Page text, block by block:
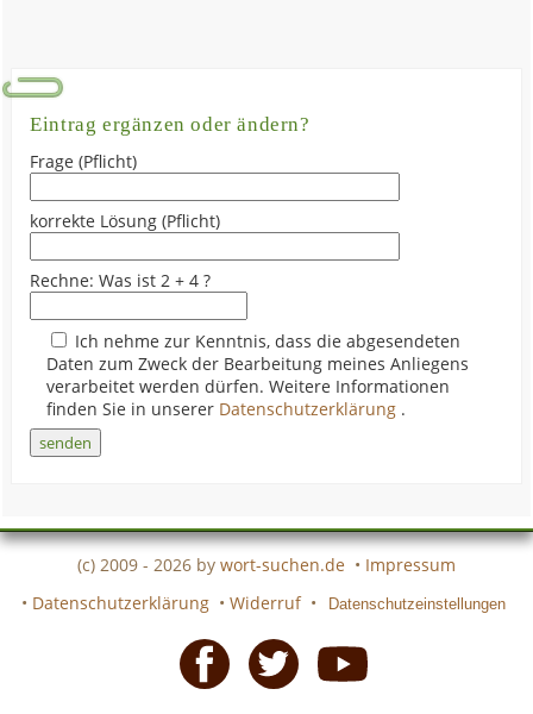
Eintrag ergänzen oder ändern?
Frage (Pflicht)
korrekte Lösung (Pflicht)
Rechne: Was ist 2 + 4 ?
Ich nehme zur Kenntnis, dass die abgesendeten
Daten zum Zweck der Bearbeitung meines Anliegens
verarbeitet werden dürfen. Weitere Informationen
finden Sie in unserer Datenschutzerklärung .
(c) 2009 - 2026 by wort-suchen.de • Impressum
• Datenschutzerklärung • Widerruf • Datenschutzeinstellungen